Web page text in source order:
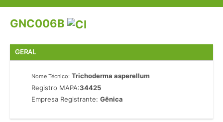
GNC006B
GERAL
Nome Técnico: Trichoderma asperellum
Registro MAPA:34425
Empresa Registrante:Gênica